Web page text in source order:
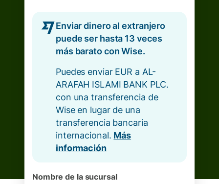
Enviar dinero al extranjero
puede ser hasta 13 veces
más barato con Wise.
Puedes enviar EUR a AL-
ARAFAH ISLAMI BANK PLC.
con una transferencia de
Wise en lugar de una
transferencia bancaria
internacional. Más
información
Nombre de la sucursal